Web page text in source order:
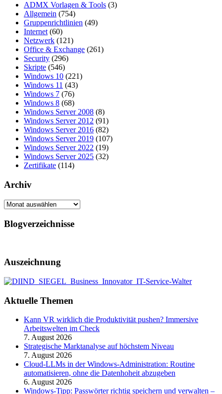
ADMX Vorlagen & Tools (3)
Allgemein (754)
Gruppenrichtlinien (49)
Internet(60)
Netzwerk (121)
Office & Exchange (261)
Security (296)
Skripte (546)
Windows 10 (221)
Windows 11 (43)
Windows 7 (76)
Windows 8 (68)
Windows Server 2008 (8)
Windows Server 2012 (91)
Windows Server 2016 (82)
Windows Server 2019 (107)
Windows Server 2022 (19)
Windows Server 2025 (32)
Zertifikate (114)
Archiv
Archiv
Blogverzeichnisse
Auszeichnung
Aktuelle Themen
Kann VR wirklich die Produktivität pushen? Immersive
Arbeitswelten im Check
7. August 2026
Strategische Marktanalyse auf höchstem Niveau
7. August 2026
Cloud-LLMs in der Windows-Administration: Routine
automatisieren, ohne die Datenhoheit abzugeben
6. August 2026
Windows-Tipp: Passwörter richtig speichern und verwalten –